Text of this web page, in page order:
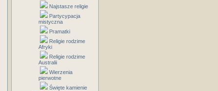
Najstasze religie
Partycypacja
mistyczna
Pramatki
Religie rodzime
Afryki
Religie rodzime
Australii
Wierzenia
pierwotne
Święte kamienie